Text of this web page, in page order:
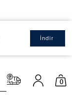
İndir
0